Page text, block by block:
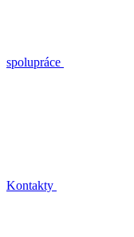
spolupráce
Kontakty